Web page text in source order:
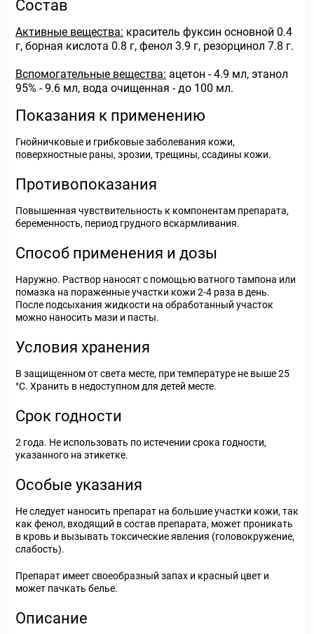
Состав
Активные вещества: краситель фуксин основной 0.4
г, борная кислота 0.8 г, фенол 3.9 г, резорцинол 7.8 г.
Вспомогательные вещества: ацетон - 4.9 мл, этанол
95% - 9.6 мл, вода очищенная - до 100 мл.
Показания к применению
Гнойничковые и грибковые заболевания кожи,
поверхностные раны, эрозии, трещины, ссадины кожи.
Противопоказания
Повышенная чувствительность к компонентам препарата,
беременность, период грудного вскармливания.
Способ применения и дозы
Наружно. Раствор наносят с помощью ватного тампона или
помазка на пораженные участки кожи 2-4 раза в день.
После подсыхания жидкости на обработанный участок
можно наносить мази и пасты.
Условия хранения
В защищенном от света месте, при температуре не выше 25
°С. Хранить в недоступном для детей месте.
Срок годности
2 года. Не использовать по истечении срока годности,
указанного на этикетке.
Особые указания
Не следует наносить препарат на большие участки кожи, так
как фенол, входящий в состав препарата, может проникать
в кровь и вызывать токсические явления (головокружение,
слабость).
Препарат имеет своеобразный запах и красный цвет и
может пачкать белье.
Описание